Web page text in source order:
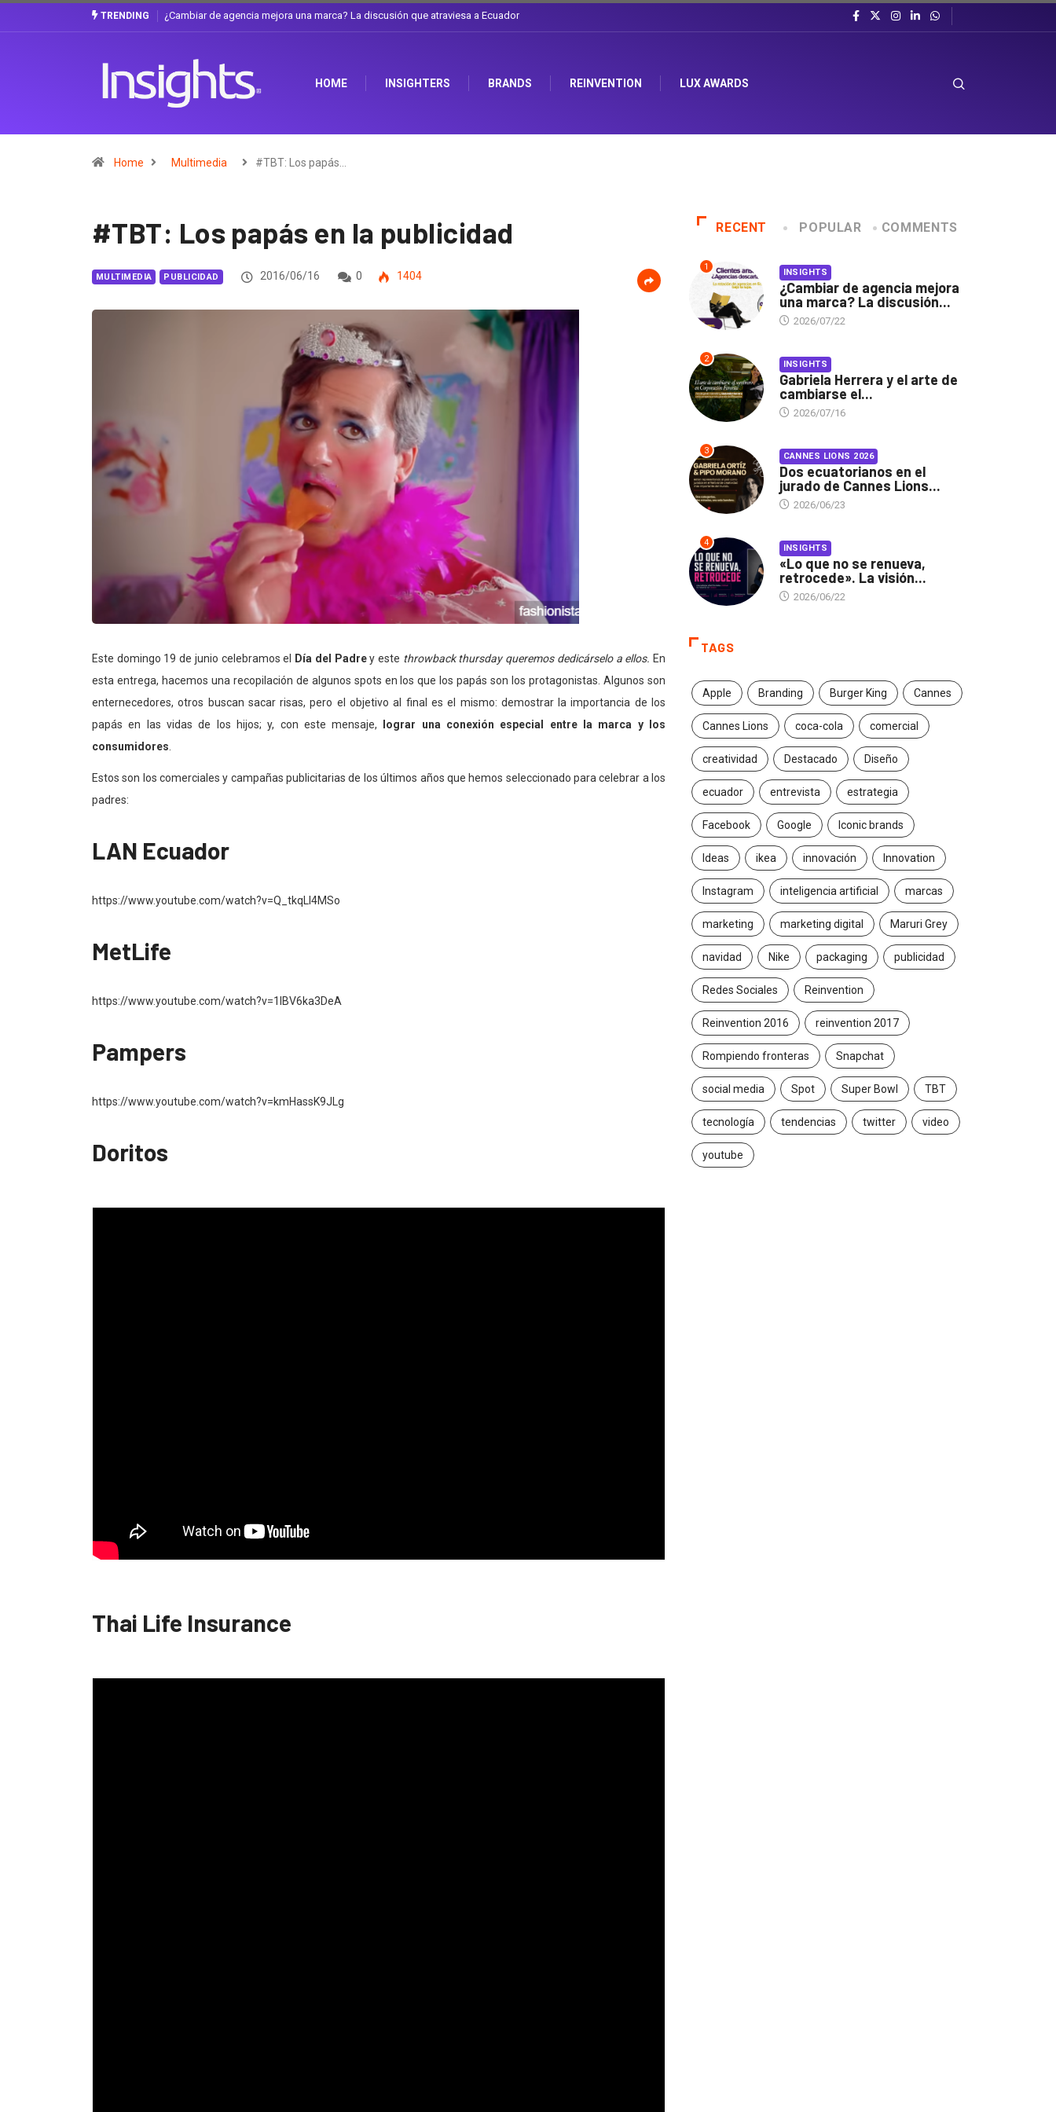
TRENDING Gabriela Herrera y el arte de cambiarse el sombrero en Corporación Favorita
HOME INSIGHTERS BRANDS REINVENTION LUX AWARDS
Home Multimedia #TBT: Los papás…
#TBT: Los papás en la publicidad
MULTIMEDIA PUBLICIDAD 2016/06/16 0 1404
Este domingo 19 de junio celebramos el Día del Padrey este throwback thursday queremos dedicárselo a ellos. En
esta entrega, hacemos una recopilación de algunos spots en los que los papás son los protagonistas. Algunos son
enternecedores, otros buscan sacar risas, pero el objetivo al final es el mismo: demostrar la importancia de los
papás en las vidas de los hijos; y, con este mensaje,
lograr una conexión especial entre la marca y los
consumidores.
Estos son los comerciales y campañas publicitarias de los últimos años que hemos seleccionado para celebrar a los
padres:
LAN Ecuador
https://www.youtube.com/watch?v=Q_tkqLI4MSo
MetLife
https://www.youtube.com/watch?v=1lBV6ka3DeA
Pampers
https://www.youtube.com/watch?v=kmHassK9JLg
Doritos
Thai Life Insurance
RECENT POPULAR COMMENTS
1 INSIGHTS
¿Cambiar de agencia mejora
una marca? La discusión...
2026/07/22
2 INSIGHTS
Gabriela Herrera y el arte de
cambiarse el...
2026/07/16
3 CANNES LIONS 2026
Dos ecuatorianos en el
jurado de Cannes Lions...
2026/06/23
4 INSIGHTS
«Lo que no se renueva,
retrocede». La visión...
2026/06/22
TAGS
Apple Branding Burger King Cannes
Cannes Lions coca-cola comercial
creatividad Destacado Diseño
ecuador entrevista estrategia
Facebook Google Iconic brands
Ideas ikea innovación Innovation
Instagram inteligencia artificial marcas
marketing marketing digital Maruri Grey
navidad Nike packaging publicidad
Redes Sociales Reinvention
Reinvention 2016 reinvention 2017
Rompiendo fronteras Snapchat
social media Spot Super Bowl TBT
tecnología tendencias twitter video
youtube